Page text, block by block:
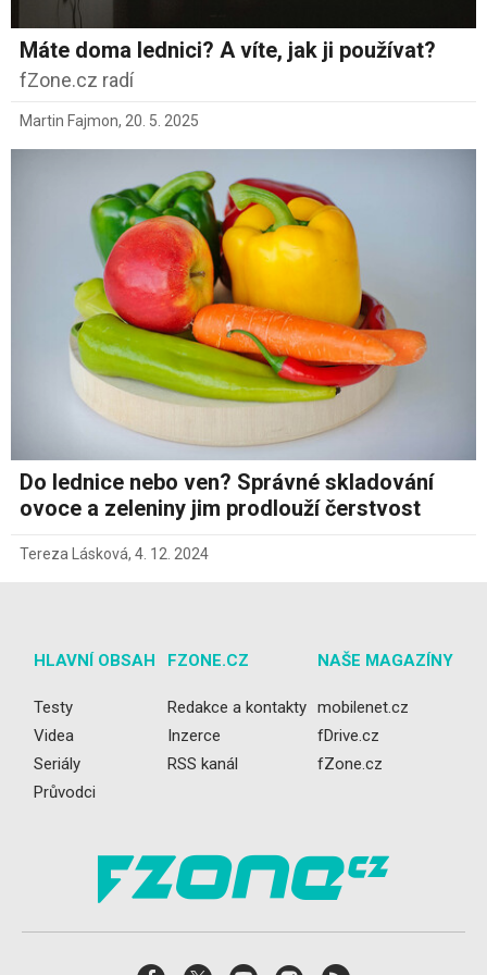
Máte doma lednici? A víte, jak ji používat?
fZone.cz radí
Martin Fajmon, 20. 5. 2025
Do lednice nebo ven? Správné skladování
ovoce a zeleniny jim prodlouží čerstvost
Tereza Lásková, 4. 12. 2024
HLAVNÍ OBSAH
Testy
Videa
Seriály
Průvodci
FZONE.CZ
Redakce a kontakty
Inzerce
RSS kanál
NAŠE MAGAZÍNY
mobilenet.cz
fDrive.cz
fZone.cz